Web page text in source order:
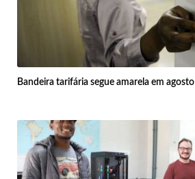
Bandeira tarifária segue amarela em agosto